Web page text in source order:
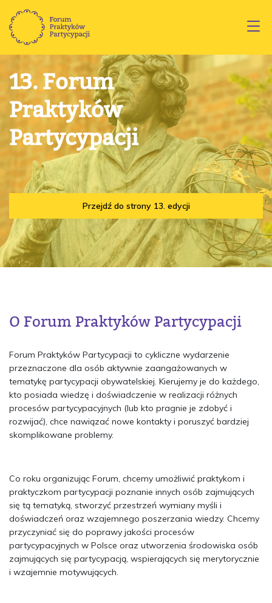
13. Forum
Praktyków
Partycypacji
Przejdź do strony 13. edycji
O Forum Praktyków Partycypacji
Forum Praktyków Partycypacji to cykliczne wydarzenie
przeznaczone dla osób aktywnie zaangażowanych w
tematykę partycypacji obywatelskiej. Kierujemy je do każdego,
kto posiada wiedzę i doświadczenie w realizacji różnych
procesów partycypacyjnych (lub kto pragnie je zdobyć i
rozwijać), chce nawiązać nowe kontakty i poruszyć bardziej
skomplikowane problemy.
Co roku organizując Forum, chcemy umożliwić praktykom i
praktyczkom partycypacji poznanie innych osób zajmujących
się tą tematyką, stworzyć przestrzeń wymiany myśli i
doświadczeń oraz wzajemnego poszerzania wiedzy. Chcemy
przyczyniać się do poprawy jakości procesów
partycypacyjnych w Polsce oraz utworzenia środowiska osób
zajmujących się partycypacją, wspierających się merytorycznie
i wzajemnie motywujących.